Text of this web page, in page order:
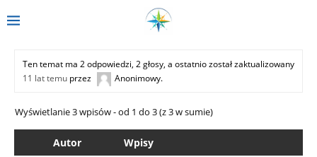
Ten temat ma 2 odpowiedzi, 2 głosy, a ostatnio został zaktualizowany
11 lat temu przez Anonimowy.
Wyświetlanie 3 wpisów - od 1 do 3 (z 3 w sumie)
Autor Wpisy